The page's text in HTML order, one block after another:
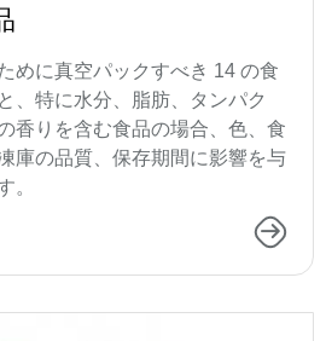
めに真空パックすべき 14 の食
、特に水分、脂肪、タンパク
香りを含む食品の場合、色、食
庫の品質、保存期間に影響を与
。